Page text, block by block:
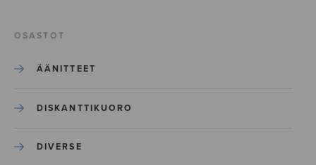
OSASTOT
ÄÄNITTEET
DISKANTTIKUORO
DIVERSE